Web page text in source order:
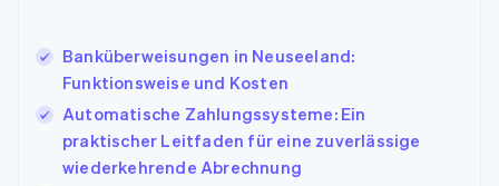
Banküberweisungen in Neuseeland:
Funktionsweise und Kosten
Automatische Zahlungssysteme: Ein
praktischer Leitfaden für eine zuverlässige
wiederkehrende Abrechnung
Japan
日本語 English
EnglishFrançais
Kroatien
EnglishItaliano